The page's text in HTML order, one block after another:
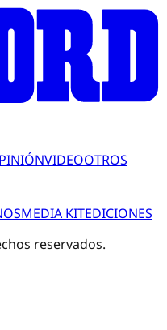
VIDEOOTROS
MEDIA KITEDICIONES
reservados.